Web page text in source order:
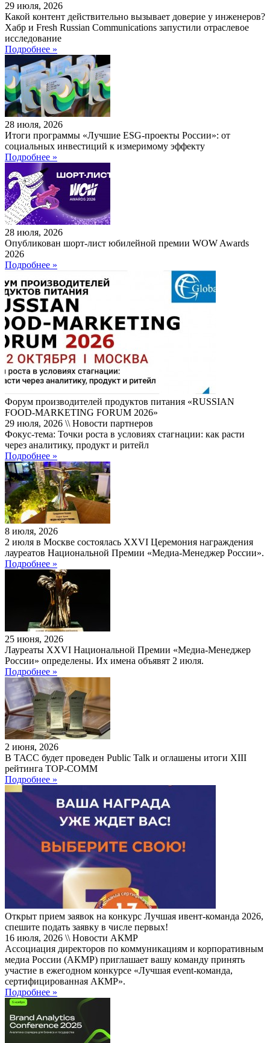
29 июля, 2026
Какой контент действительно вызывает доверие у инженеров?
Хабр и Fresh Russian Communications запустили отраслевое
исследование
Подробнее »
28 июля, 2026
Итоги программы «Лучшие ESG-проекты России»: от
социальных инвестиций к измеримому эффекту
Подробнее »
28 июля, 2026
Опубликован шорт-лист юбилейной премии WOW Awards
2026
Подробнее »
Форум производителей продуктов питания «RUSSIAN
FOOD-MARKETING FORUM 2026»
29 июля, 2026 \\ Новости партнеров
Фокус-тема: Точки роста в условиях стагнации: как расти
через аналитику, продукт и ритейл
Подробнее »
8 июля, 2026
2 июля в Москве состоялась XXVI Церемония награждения
лауреатов Национальной Премии «Медиа-Менеджер России».
Подробнее »
25 июня, 2026
Лауреаты XXVI Национальной Премии «Медиа-Менеджер
России» определены. Их имена объявят 2 июля.
Подробнее »
2 июня, 2026
В ТАСС будет проведен Public Talk и оглашены итоги XIII
рейтинга TOP-COMM
Подробнее »
Открыт прием заявок на конкурс Лучшая ивент-команда 2026,
спешите подать заявку в числе первых!
16 июля, 2026 \\ Новости АКМР
Ассоциация директоров по коммуникациям и корпоративным
медиа России (АКМР) приглашает вашу команду принять
участие в ежегодном конкурсе «Лучшая event-команда,
сертифицированная АКМР».
Подробнее »